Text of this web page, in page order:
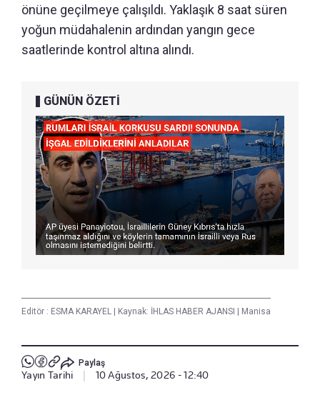
önüne geçilmeye çalışıldı. Yaklaşık 8 saat süren
yoğun müdahalenin ardından yangın gece
saatlerinde kontrol altına alındı.
GÜNÜN ÖZETİ
Editör : ESMA KARAYEL Kaynak: İHLAS HABER AJANSI Manisa
Paylaş
Yayın Tarihi 10 Ağustos, 2026 - 12:40